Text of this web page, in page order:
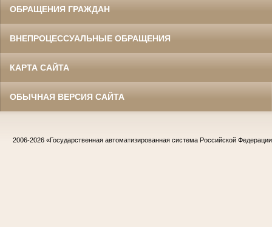
ОБРАЩЕНИЯ ГРАЖДАН
ВНЕПРОЦЕССУАЛЬНЫЕ ОБРАЩЕНИЯ
КАРТА САЙТА
ОБЫЧНАЯ ВЕРСИЯ САЙТА
2006-2026 «Государственная автоматизированная система Российской